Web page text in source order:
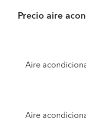
Precio aire
Aire
Aire